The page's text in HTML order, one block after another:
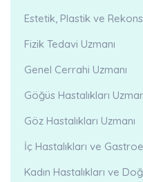
Estetik, Plastik ve
Fizik Tedavi Uzmanı
Genel Cerrahi Uzmanı
Göğüs Hastalıkları
Göz Hastalıkları Uzmanı
İç Hastalıkları ve
Kadın Hastalıkları ve